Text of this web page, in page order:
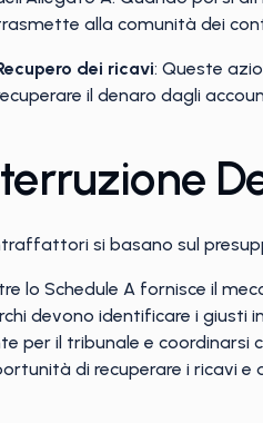
alla comunità dei
dei ricavi: Queste
il denaro dagli
si basano sul
lo Schedule A fornisce il
devono identificare i giusti
per il tribunale e coordinarsi
di recuperare i ricavi e